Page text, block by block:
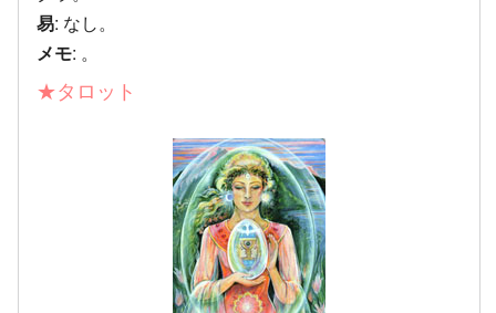
易: なし。
メモ: 。
★タロット